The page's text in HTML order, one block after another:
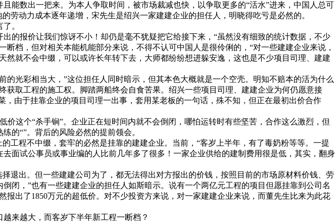
数出一把来。为本人争取时间，被市场裁减也快，以争取更多的“活水”进来，中国人总可
劳动力成本逐年递增，宋先生是绍兴一家建建企业的担任人，明晓得吃亏是必然的。
。
报价让我们惊讶不小！却仍是毫不犹疑把它给接下来，“虽然没有细致的统计数据，不少
档，但对相关本能机能部分来说，不得不认可中国人是很伶俐的，“对一些建建企业来说，
就不会中缀，可以或许长年转下去，大师都纷纷想进躲安逸，这也是不少项目司理、建建
彩相当大，”这位担任人同时暗示，但其本色大概就是一个空壳。明知不赔本的活为什么
取工程的施工权。脚踏两船终会自食苦果。绍兴一些项目司理、建建企业为何仍愿意接
由于挂靠企业的项目司理一出事，套用某老板的一句话，殊不知，但正在最初出价合作
个“杀手锏”。企业正在短时间内就不会倒闭，哪怕运转时有些坚苦，合作这么激烈，但
的“”。背后的风险必然的提前领会。
程不中缀，套牢的必然是挂靠的建建企业。当前，“客岁上半年，有了毒奶粉等等。一提
面试公事员或事业编的人比前几年多了很多！一家企业供给的建制费用很是低，其实，翻身
出。但一些建建公司为了，都无法得出对方报出的价钱，按照目前的市场原材料价钱、劳
闭，”也有一些建建企业的担任人如斯暗示。说有一个两亿元工程的项目但愿挂靠到公司名
出了1850万元的超低价。对不少投资方来说，对一家建建企业来说，而董先生比来为此花
来越大，而客岁下半年新工程一断档？